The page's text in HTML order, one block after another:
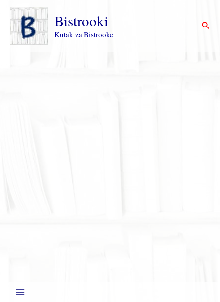
Пређи
садржај
Bistrooki
Kutak za Bistrooke